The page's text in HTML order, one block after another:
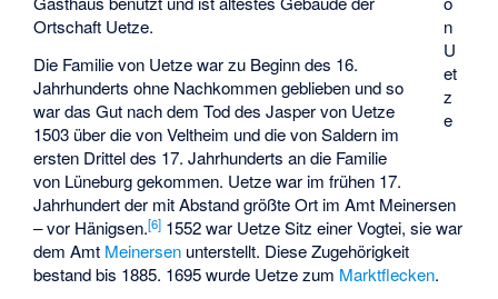
n
U
et
z
e
Ortschaft Uetze.
Die Familie von Uetze war zu Beginn des 16.
Jahrhunderts ohne Nachkommen geblieben und so
war das Gut nach dem Tod des Jasper von Uetze
1503 über die von Veltheim und die von Saldern im
ersten Drittel des 17. Jahrhunderts an die Familie
von Lüneburg gekommen. Uetze war im frühen 17.
Jahrhundert der mit Abstand größte Ort im Amt Meinersen
– vor Hänigsen.[6] 1552 war Uetze Sitz einer Vogtei, sie war
dem Amt Meinersen unterstellt. Diese Zugehörigkeit
bestand bis 1885. 1695 wurde Uetze zum Marktflecken.